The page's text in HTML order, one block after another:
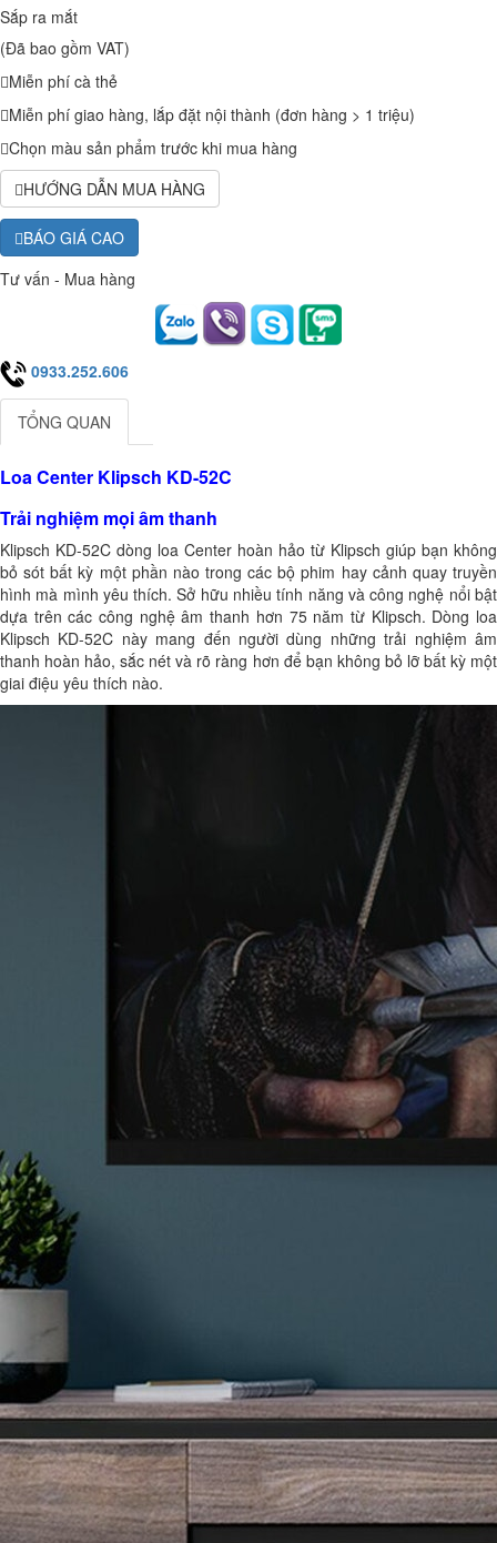
Sắp ra mắt
(Đã bao gồm VAT)
Miễn phí cà thẻ
Miễn phí giao hàng, lắp đặt nội thành (đơn hàng > 1 triệu)
Chọn màu sản phẩm trước khi mua hàng
HƯỚNG DẪN MUA HÀNG
BÁO GIÁ CAO
Tư vấn - Mua hàng
0933.252.606
TỔNG QUAN
Loa Center Klipsch KD-52C
Trải nghiệm mọi âm thanh
Klipsch KD-52C dòng loa Center hoàn hảo từ Klipsch giúp bạn không
bỏ sót bất kỳ một phần nào trong các bộ phim hay cảnh quay truyền
hình mà mình yêu thích. Sở hữu nhiều tính năng và công nghệ nổi bật
dựa trên các công nghệ âm thanh hơn 75 năm từ Klipsch. Dòng loa
Klipsch KD-52C này mang đến người dùng những trải nghiệm âm
thanh hoàn hảo, sắc nét và rõ ràng hơn để bạn không bỏ lỡ bất kỳ một
giai điệu yêu thích nào.